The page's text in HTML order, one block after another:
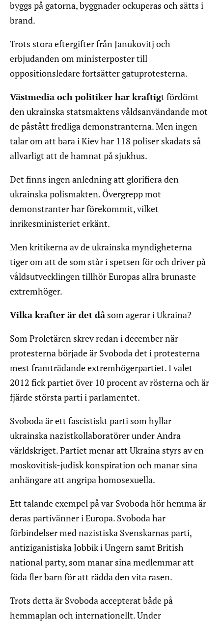
byggs på gatorna, byggnader ockuperas och sätts i
brand.
Trots stora eftergifter från Janukovitj och
erbjudanden om ministerposter till
oppositionsledare fortsätter gatuprotesterna.
Västmedia och politiker har kraftigt fördömt
den ukrainska statsmaktens våldsanvändande mot
de påstått fredliga demonstranterna. Men ingen
talar om att bara i Kiev har 118 poliser skadats så
allvarligt att de hamnat på sjukhus.
Det finns ingen anledning att glorifiera den
ukrainska polismakten. Övergrepp mot
demonstranter har förekommit, vilket
inrikesministeriet erkänt.
Men kritikerna av de ukrainska myndigheterna
tiger om att de som står i spetsen för och driver på
våldsutvecklingen tillhör Europas allra brunaste
extremhöger.
Vilka krafter är det då som agerar i Ukraina?
Som Proletären skrev redan i december när
protesterna började är Svoboda det i protesterna
mest framträdande extremhögerpartiet. I valet
2012 fick partiet över 10 procent av rösterna och är
fjärde största parti i parlamentet.
Svoboda är ett fascistiskt parti som hyllar
ukrainska nazistkollaboratörer under Andra
världskriget. Partiet menar att Ukraina styrs av en
moskovitisk-judisk konspiration och manar sina
anhängare att angripa homosexuella.
Ett talande exempel på var Svoboda hör hemma är
deras partivänner i Europa. Svoboda har
förbindelser med nazistiska Svenskarnas parti,
antiziganistiska Jobbik i Ungern samt British
national party, som manar sina medlemmar att
föda fler barn för att rädda den vita rasen.
Trots detta är Svoboda accepterat både på
hemmaplan och internationellt. Under